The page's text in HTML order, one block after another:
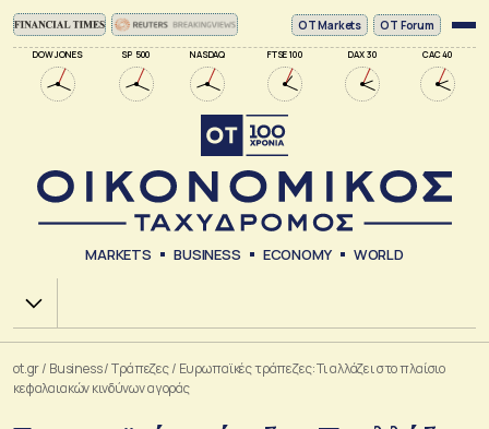
DOW JONES SP 500 NASDAQ FTSE 100 DAX 30 CAC 40
ΟΤ Markets OT Forum
MARKETS BUSINESS ECONOMY WORLD
Χ.Α.
ot.gr/ Business/Τράπεζες/ Ευρωπαϊκές τράπεζες: Τι αλλάζει στο πλαίσιο
κεφαλαιακών κινδύνων αγοράς